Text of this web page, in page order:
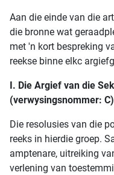
Aan die einde van die
die bronne wat
met 'n kort bespreking
reekse binne elkc
I. Die Argief van die
(verwysingsnommer: C)
Die resolusies van die
reeks in hierdie groep.
amptenare, uitreiking
verlening van